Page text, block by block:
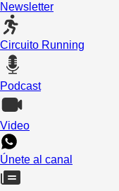
Newsletter
Circuito Running
Podcast
Video
Únete al canal